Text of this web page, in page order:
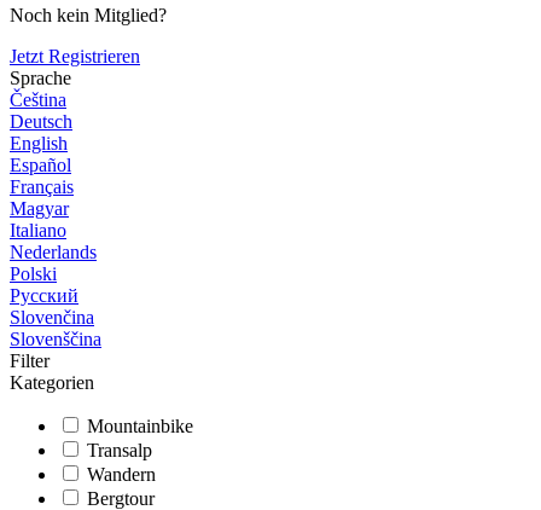
Noch kein Mitglied?
Jetzt Registrieren
Sprache
Čeština
Deutsch
English
Español
Français
Magyar
Italiano
Nederlands
Polski
Русский
Slovenčina
Slovenščina
Filter
Kategorien
Mountainbike
Transalp
Wandern
Bergtour